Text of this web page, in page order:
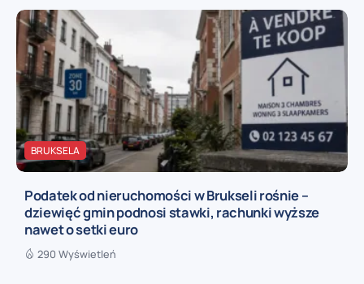
BRUKSELA
Podatek od nieruchomości w Brukseli rośnie –
dziewięć gmin podnosi stawki, rachunki wyższe
nawet o setki euro
290 Wyświetleń